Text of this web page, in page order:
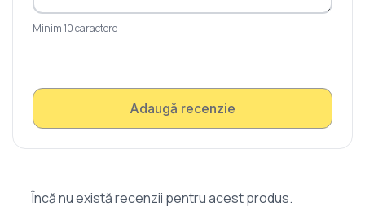
Minim 10 caractere
Adaugă recenzie
Încă nu există recenzii pentru acest produs.